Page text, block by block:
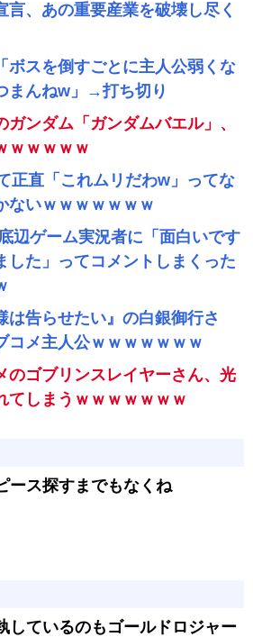
言、あの重要産業を破壊し尽く
ボスを倒すごとに主人公弱くな
まんねw」→打ち切り
ガンダム「ガンダムバエル」、
ｗｗｗｗｗ
正直「これムリだわw」ってな
ないｗｗｗｗｗｗｗ
辺ゲーム実況者に「面白いです
した」ってコメントしまくった
は告らせたい』の白銀御行さ
コメ主人公ｗｗｗｗｗｗｗ
のゴブリンスレイヤーさん、光
てしまうｗｗｗｗｗｗｗ
ース探すまでもなくね
しているのもゴールドロジャー